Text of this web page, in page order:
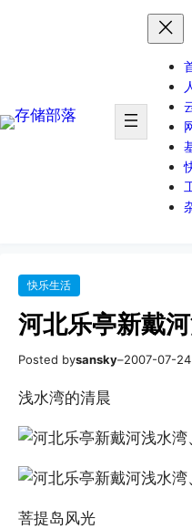
快乐生活
河北乐亭新戴
Posted bysansky–2007-07-24
浅水湾的清晨
菩提岛风光